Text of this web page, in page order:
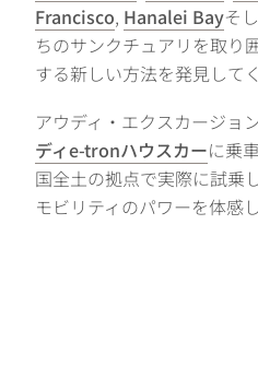
Francisco, Hanalei Bayそ
ちのサンクチュアリを取り
する新しい方法を発見して
アウディ・エクスカージョ
ディe-tronハウスカーに乗
国全土の拠点で実際に試乗
モビリティのパワーを体感